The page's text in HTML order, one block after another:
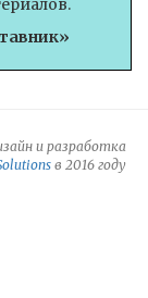
и разработка
в 2016 году